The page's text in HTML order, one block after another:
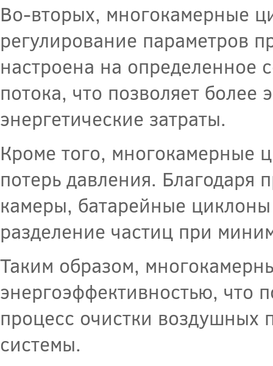
Во-вторых, многокамерные
регулирование параметров
настроена на определенное
потока, что позволяет
энергетические затраты.
Кроме того, многокамерные
потерь давления. Благодаря
камеры, батарейные
разделение частиц при
Таким образом,
энергоэффективностью, что
процесс очистки воздушных
системы.